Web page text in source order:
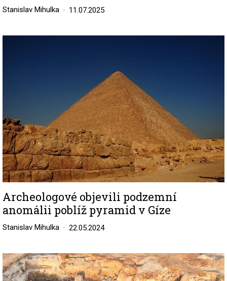
Stanislav Mihulka 11.07.2025
Archeologové objevili podzemní
anomálii poblíž pyramid v Gíze
Stanislav Mihulka 22.05.2024
Image